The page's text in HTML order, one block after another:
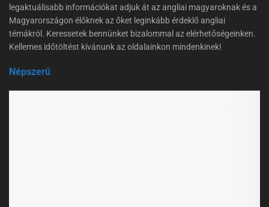
legaktuálisabb információkat adjuk át az angliai magyaroknak és a
Magyarországon élőknek az őket leginkább érdeklő angliai
témákról. Keressetek bennünket bizalommal az elérhetőségeinken.
Kellemes időtöltést kívánunk az oldalainkon mindenkinek!
Népszerű